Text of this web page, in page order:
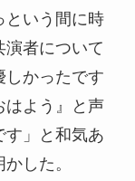
という間に時
演者について
しかったです
はよう』と声
す」と和気あ
した。